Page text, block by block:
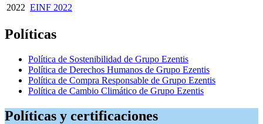
2022 EINF 2022
Políticas
Política de Sostenibilidad de Grupo Ezentis
Política de Derechos Humanos de Grupo Ezentis
Política de Compra Responsable de Grupo Ezentis
Política de Cambio Climático de Grupo Ezentis
Políticas y certificaciones